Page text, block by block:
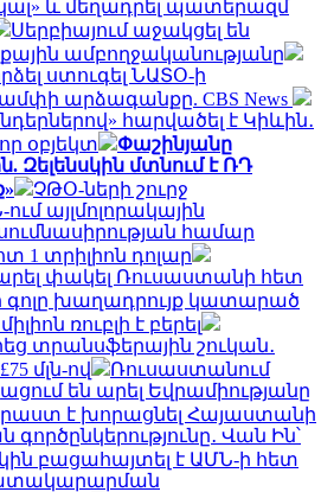
և մեղադրել պատերազմ
Սերբիայում աջակցել են
ամբողջականությանը
ստուգել ՆԱՏՕ-ի
արձագանքը. CBS News
հարվածել է Կիևին․
օբյեկտ
Փաշինյանը
Զելենսկին մտնում է ՌԴ
ՉԹՕ-ների շուրջ
այլմոլորակային
համար
1 տրիլիոն դոլար
արել փակել Ռուսաստանի հետ
գոլը խաղադրույք կատարած
ռուբլի է բերել
տրանսֆերային շուկան․
մլն-ով
Ռուսաստանում
են արել Եվրամիությանը
է խորացնել Հայաստանի
Վան Ին՝
բացահայտել է ԱՄՆ-ի հետ